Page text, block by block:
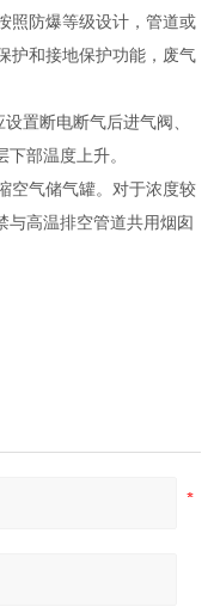
照防爆等级设计，管道或
护和接地保护功能，废气
置断电断气后进气阀、
部温度上升。
空气储气罐。对于浓度较
与高温排空管道共用烟囱